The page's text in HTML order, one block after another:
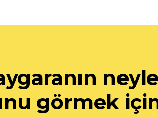
görmek